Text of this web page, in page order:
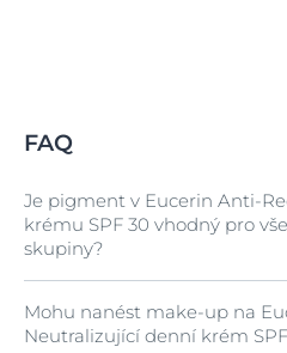
FAQ
Je pigment v Eucerin Anti-
krému SPF 30 vhodný pro
skupiny?
Ano, pigment je zelený,
jakékoliv barvy pleti.
Mohu nanést make-up na
Neutralizující denní krém